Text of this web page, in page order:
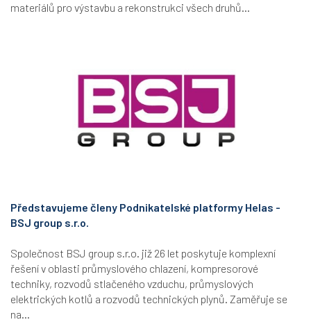
materiálů pro výstavbu a rekonstrukci všech druhů...
Představujeme členy Podnikatelské platformy Helas -
BSJ group s.r.o.
Společnost BSJ group s.r.o. již 26 let poskytuje komplexní
řešení v oblasti průmyslového chlazení, kompresorové
techniky, rozvodů stlačeného vzduchu, průmyslových
elektrických kotlů a rozvodů technických plynů. Zaměřuje se
na...